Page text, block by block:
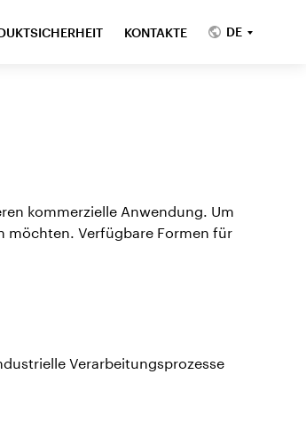
KONTAKTE DE
kommerzielle Anwendung. Um
möchten. Verfügbare Formen für
Verarbeitungsprozesse